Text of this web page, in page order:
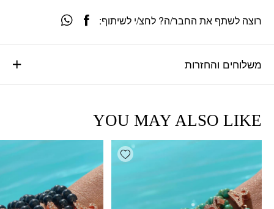
משלוחים והחזרות
רוצה לשתף את החבר/ה? לחצ/י לשיתוף:
YOU MAY ALSO LIKE
Add wishlist